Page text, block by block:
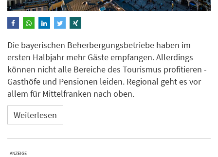
Die bayerischen Beherbergungsbetriebe haben im
ersten Halbjahr mehr Gäste empfangen. Allerdings
können nicht alle Bereiche des Tourismus profitieren -
Gasthöfe und Pensionen leiden. Regional geht es vor
allem für Mittelfranken nach oben.
Weiterlesen
ANZEIGE